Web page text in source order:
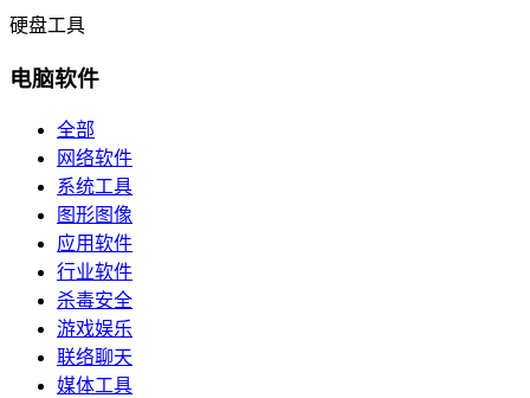
硬盘工具
电脑软件
全部
网络软件
系统工具
图形图像
应用软件
行业软件
杀毒安全
游戏娱乐
联络聊天
媒体工具